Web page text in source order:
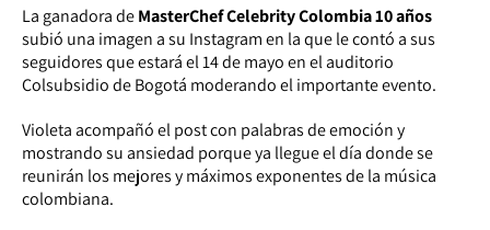
La ganadora deMasterChef Celebrity Colombia 10 años
subió una imagen a su Instagram en la que le contó a sus
seguidores que estará el 14 de mayo en el auditorio
Colsubsidio de Bogotá moderando el importante evento.
Violeta acompañó el post con palabras de emoción y
mostrando su ansiedad porque ya llegue el día donde se
reunirán los mejores y máximos exponentes de la música
colombiana.